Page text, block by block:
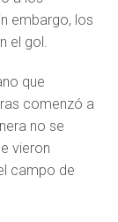
embargo, los
el gol.
que
comenzó a
no se
vieron
campo de